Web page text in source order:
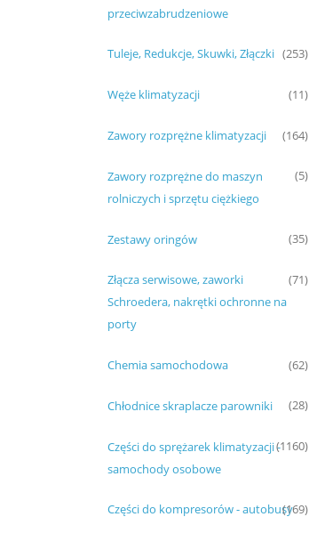
przeciwzabrudzeniowe
Tuleje, Redukcje, Skuwki, Złączki (253)
Węże klimatyzacji (11)
Zawory rozprężne klimatyzacji (164)
Zawory rozprężne do maszyn
rolniczych i sprzętu ciężkiego
(5)
Zestawy oringów (35)
Złącza serwisowe, zaworki
Schroedera, nakrętki ochronne na
porty
(71)
Chemia samochodowa (62)
Chłodnice skraplacze parowniki (28)
Części do sprężarek klimatyzacji -
samochody osobowe
(1160)
Części do kompresorów - autobusy(169)